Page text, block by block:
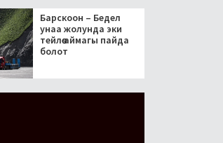
Барскоон – Бедел
унаа жолунда эки
тейлөө аймагы пайда
болот